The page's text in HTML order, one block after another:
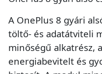
A OnePlus 8 gyári
töltő- és adatátviteli
minőségű alkatrész,
energiabevitelt és